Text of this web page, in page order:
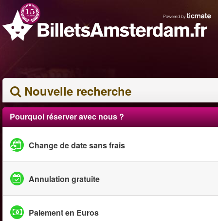
Nouvelle recherche
Pourquoi réserver avec nous ?
Change de date sans frais
Annulation gratuite
Paiement en Euros